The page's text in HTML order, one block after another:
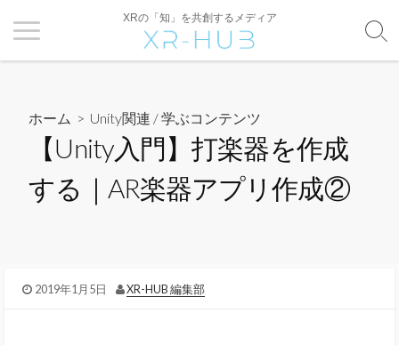
XRの「知」を共創するメディア
ホーム > Unity関連 /学ぶコンテンツ
【Unity入門】打楽器を作成
する｜AR楽器アプリ作成②
2019年1月5日 XR-HUB 編集部